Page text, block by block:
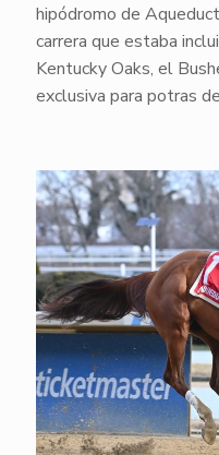
hipódromo de
carrera que estaba
Kentucky Oaks, el
exclusiva para potras